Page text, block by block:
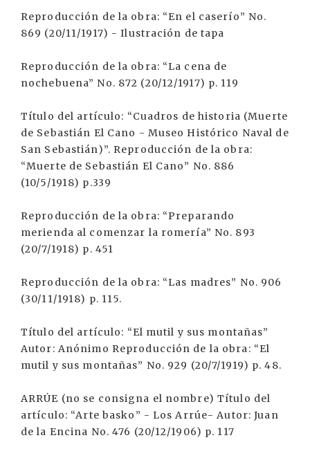
Reproducción de la obra: “En el caserío” No.
869 (20/11/1917) - Ilustración de tapa
Reproducción de la obra: “La cena de
nochebuena” No. 872 (20/12/1917) p. 119
Título del artículo: “Cuadros de historia (Muerte
de Sebastián El Cano - Museo Histórico Naval de
San Sebastián)”. Reproducción de la obra:
“Muerte de Sebastián El Cano” No. 886
(10/5/1918) p.339
Reproducción de la obra: “Preparando
merienda al comenzar la romería” No. 893
(20/7/1918) p. 451
Reproducción de la obra: “Las madres” No. 906
(30/11/1918) p. 115.
Título del artículo: “El mutil y sus montañas”
Autor: Anónimo Reproducción de la obra: “El
mutil y sus montañas” No. 929 (20/7/1919) p. 48.
ARRÚE (no se consigna el nombre) Título del
artículo: “Arte basko” - Los Arrúe- Autor: Juan
de la Encina No. 476 (20/12/1906) p. 117